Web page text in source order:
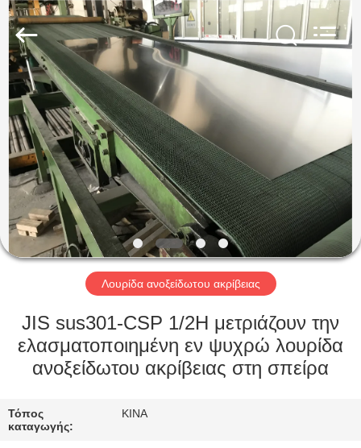
ΣΠΊΤΙ
ΠΡΟΪΌΝΤΑ
ΒΊΝΤΕΟ
ΠΕΡΊΠΟΥ
ΕΜΕΊΣ
ΓΎΡΟΣ
ΕΡΓΟΣΤΑΣΊΩΝ
ΈΛΕΓΧΟΣ
Special
Steel
Co.,
Rights
Reserved.
Λουρίδα ανοξείδωτου ακρίβειας
JIS sus301-CSP 1/2H μετριάζουν την
ελασματοποιημένη εν ψυχρώ λουρίδα
ανοξείδωτου ακρίβειας στη σπείρα
Τόπος
καταγωγής:
ΚΙΝΑ